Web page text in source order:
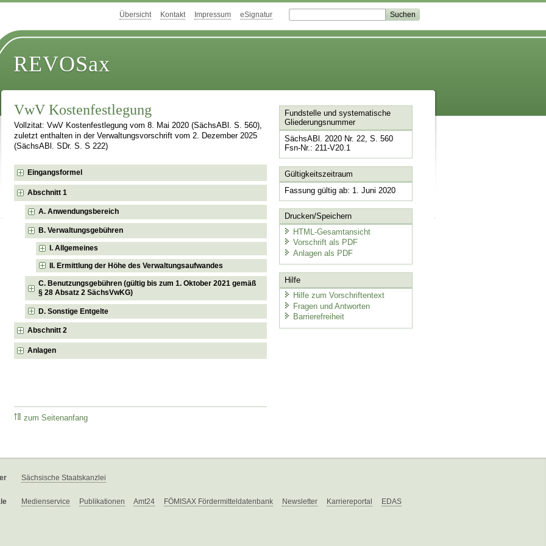
Übersicht Kontakt Impressum eSignatur
REVOSax
VwV Kostenfestlegung
Vollzitat: VwV Kostenfestlegung vom 8. Mai 2020 (SächsABl. S. 560),
zuletzt enthalten in der Verwaltungsvorschrift vom 2. Dezember 2025
(SächsABl. SDr. S. S 222)
Eingangsformel
Abschnitt 1
A. Anwendungsbereich
B. Verwaltungsgebühren
I. Allgemeines
II. Ermittlung der Höhe des Verwaltungsaufwandes
C. Benutzungsgebühren (gültig bis zum 1. Oktober 2021 gemäß
§ 28 Absatz 2 SächsVwKG)
D. Sonstige Entgelte
Abschnitt 2
Anlagen
zum Seitenanfang
Fundstelle und systematische
Gliederungsnummer
SächsABl. 2020 Nr. 22, S. 560
Fsn-Nr.: 211-V20.1
Gültigkeitszeitraum
Fassung gültig ab: 1. Juni 2020
Drucken/Speichern
HTML-Gesamtansicht
Vorschrift als PDF
Anlagen als PDF
Hilfe
Hilfe zum Vorschriftentext
Fragen und Antworten
Barrierefreiheit
Sächsische Staatskanzlei
Medienservice Publikationen Amt24 FÖMISAX Fördermitteldatenbank Newsletter Karriereportal EDAS